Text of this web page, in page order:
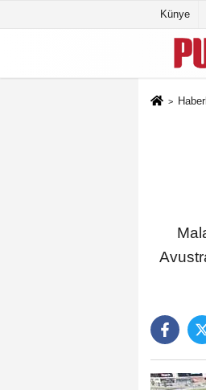
Künye